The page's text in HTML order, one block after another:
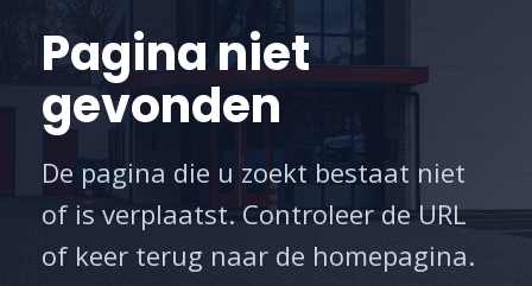
Pagina niet
gevonden
De pagina die u zoekt bestaat niet
of is verplaatst. Controleer de URL
of keer terug naar de homepagina.